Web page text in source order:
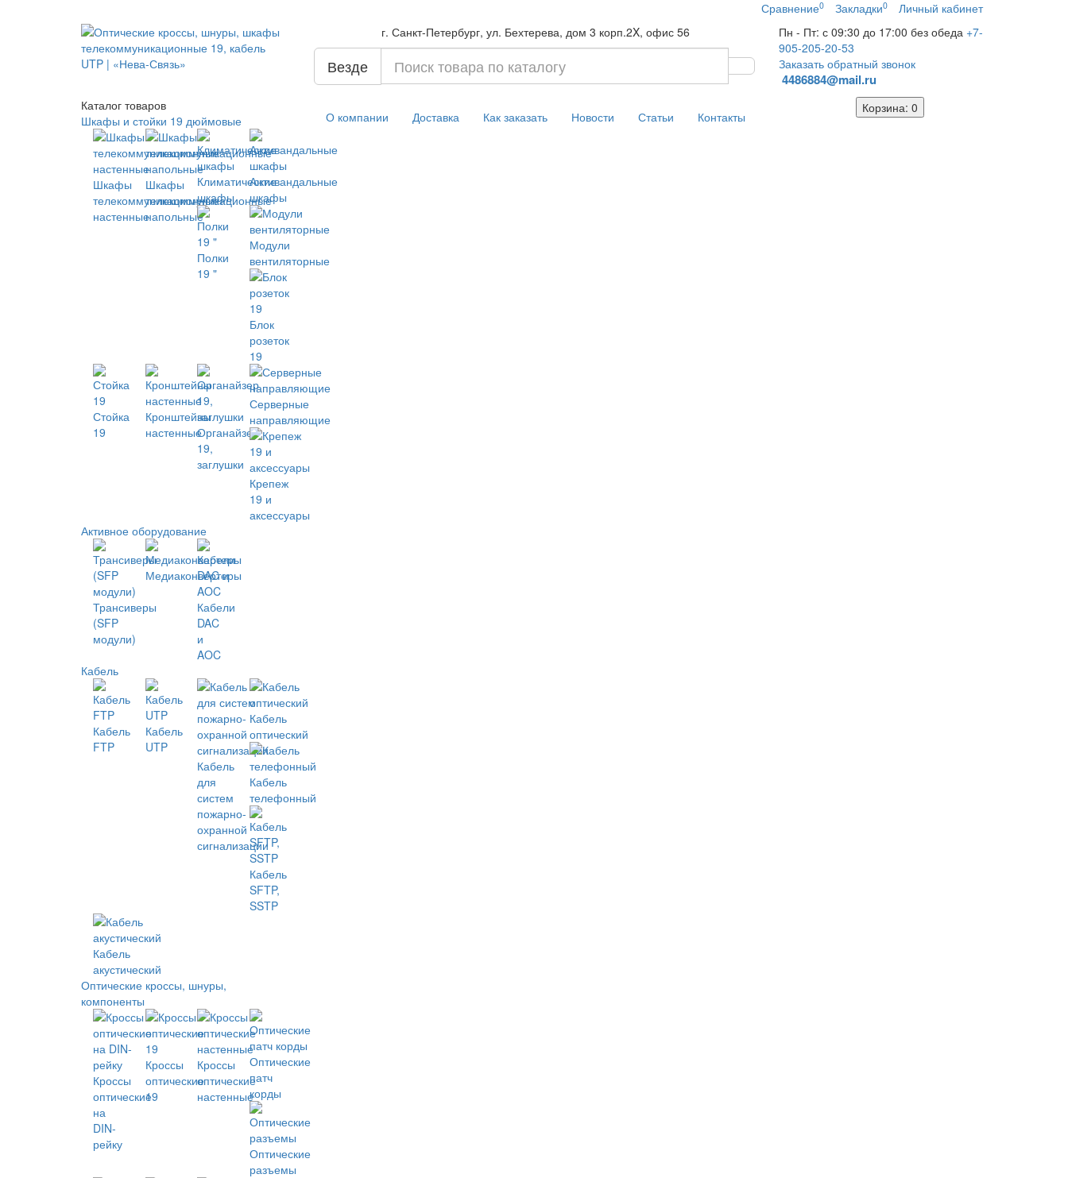
Сравнение0 Закладки0
Личный кабинет
г. Санкт-Петербург, ул. Бехтерева, дом 3 корп.2X, офис 56
Везде
Пн - Пт: с 09:30 до 17:00 без обеда +7-
905-205-20-53
Заказать обратный звонок
4486884@mail.ru
Каталог товаров
Шкафы и стойки 19 дюймовые
Шкафы
телекоммуникационные
настенные
Шкафы
телекоммуникационные
напольные
Климатические
шкафы
Антивандальные
шкафы
Полки
19 "
Модули
вентиляторные
Блок
розеток
19
Стойка
19
Кронштейны
настенныеОрганайзер
19,
заглушки
Серверные
направляющие
Крепеж
19 и
аксессуары
Активное оборудование
Трансиверы
(SFP
модули)
Медиаконвертеры
Кабели
DAC
и
AOC
Кабель
Кабель
FTP
Кабель
UTP
Кабель
для
систем
пожарно-
охранной
сигнализации
Кабель
оптический
Кабель
телефонный
Кабель
SFTP,
SSTP
Кабель
акустический
Оптические кроссы, шнуры,
компоненты
Кроссы
оптические
на
DIN-
рейку
Кроссы
оптические
19
Кроссы
оптические
настенные
Оптические
патч
корды
Оптические
разъемы
О компании Доставка Как заказать Новости Статьи Контакты
Корзина: 0